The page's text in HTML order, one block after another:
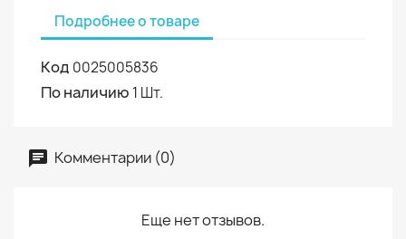
Подробнее о товаре
Код 0025005836
По наличию 1 Шт.
Комментарии (0)
Еще нет отзывов.